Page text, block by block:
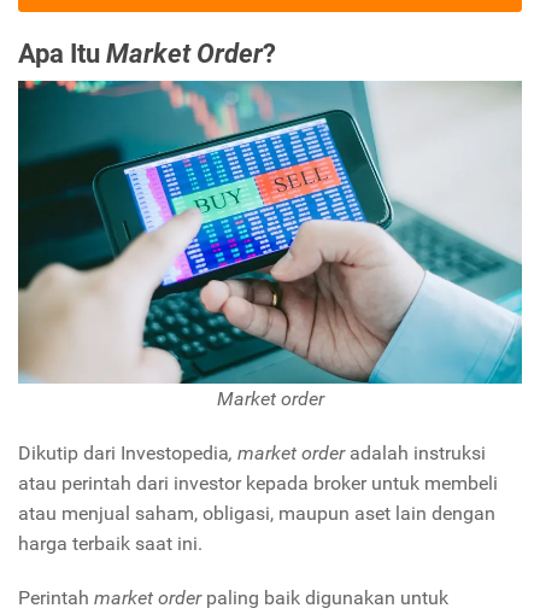
Apa ItuMarket Order?
Market order
Dikutip dari Investopedia, market order adalah instruksi
atau perintah dari investor kepada broker untuk membeli
atau menjual saham, obligasi, maupun aset lain dengan
harga terbaik saat ini.
Perintah market order paling baik digunakan untuk